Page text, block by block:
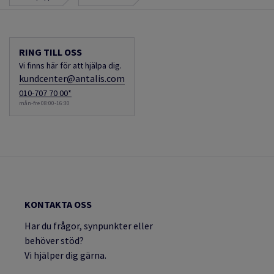
RING TILL OSS
Vi finns här för att hjälpa dig.
kundcenter@antalis.com
010-707 70 00*
mån-fre 08:00-16:30
KONTAKTA OSS
Har du frågor, synpunkter eller
behöver stöd?
Vi hjälper dig gärna.